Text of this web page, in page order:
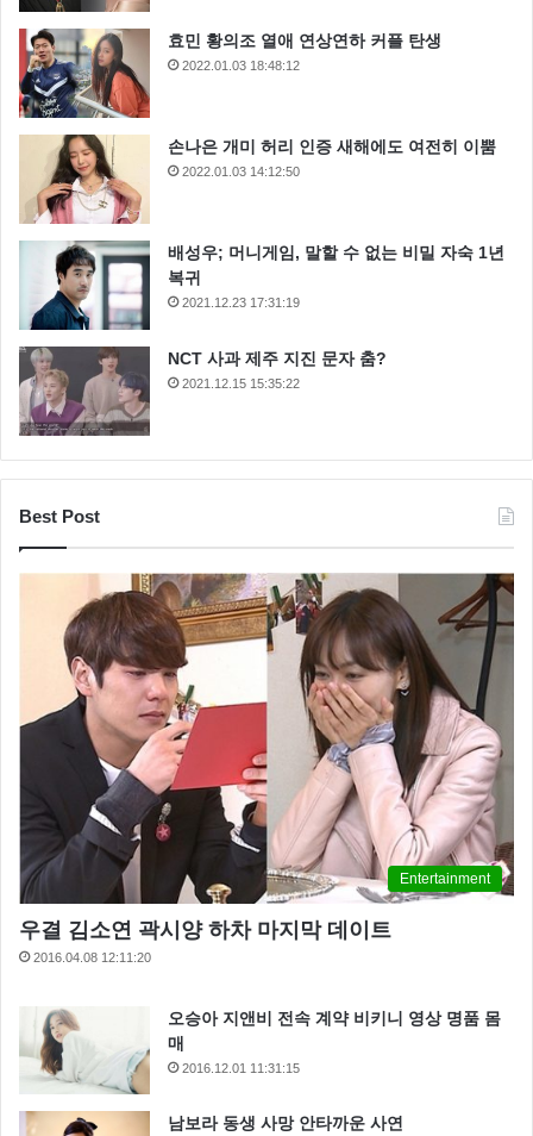
효민 황의조 열애 연상연하 커플 탄생
2022.01.03 18:48:12
손나은 개미 허리 인증 새해에도 여전히 이뿜
2022.01.03 14:12:50
배성우; 머니게임, 말할 수 없는 비밀 자숙 1년
복귀
2021.12.23 17:31:19
NCT 사과 제주 지진 문자 춤?
2021.12.15 15:35:22
Best Post
Entertainment
우결 김소연 곽시양 하차 마지막 데이트
2016.04.08 12:11:20
오승아 지앤비 전속 계약 비키니 영상 명품 몸
매
2016.12.01 11:31:15
남보라 동생 사망 안타까운 사연